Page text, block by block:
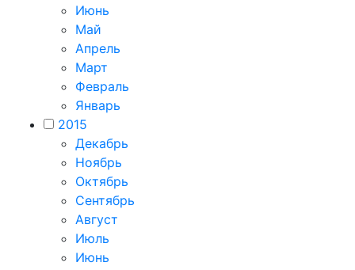
Июнь
Май
Апрель
Март
Февраль
Январь
2015
Декабрь
Ноябрь
Октябрь
Сентябрь
Август
Июль
Июнь